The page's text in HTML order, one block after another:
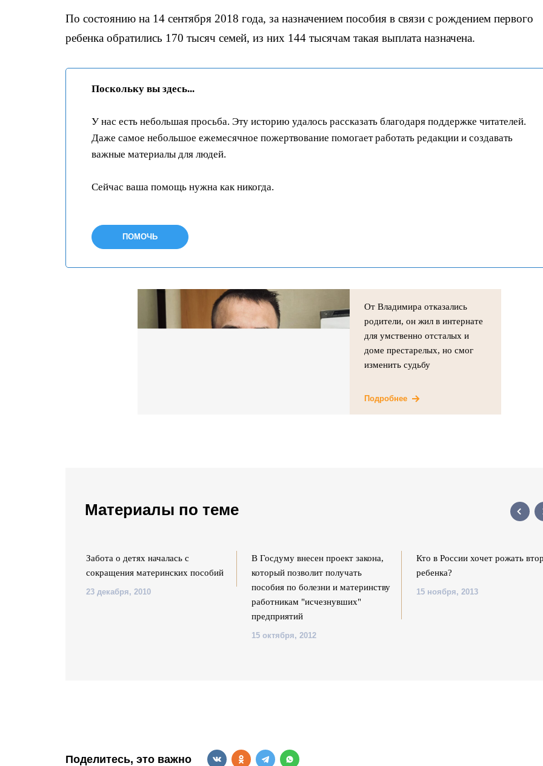
По состоянию на 14 сентября 2018 года, за назначением пособия в связи с рождением первого
ребенка обратились 170 тысяч семей, из них 144 тысячам такая выплата назначена.
Поскольку вы здесь...
У нас есть небольшая просьба. Эту историю удалось рассказать благодаря поддержке читателей.
Даже самое небольшое ежемесячное пожертвование помогает работать редакции и создавать
важные материалы для людей.
Сейчас ваша помощь нужна как никогда.
ПОМОЧЬ
От Владимира отказались
родители, он жил в интернате
для умственно отсталых и
доме престарелых, но смог
изменить судьбу
Подробнее
Материалы по теме
Забота о детях началась с
сокращения материнских пособий
23 декабря, 2010
В Госдуму внесен проект закона,
который позволит получать
пособия по болезни и материнству
работникам "исчезнувших"
предприятий
15 октября, 2012
Кто в России хочет рожать
ребенка?
15 ноября, 2013
Поделитесь, это важно